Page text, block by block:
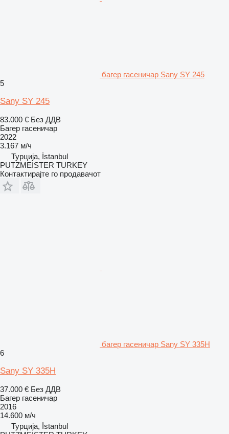
багер гасеничар Sany SY 245
5
Sany SY 245
83.000 € Без ДДВ
Багер гасеничар
2022
3.167 м/ч
Турција, İstanbul
PUTZMEISTER TURKEY
Контактирајте го продавачот
багер гасеничар Sany SY 335H
6
Sany SY 335H
37.000 € Без ДДВ
Багер гасеничар
2016
14.600 м/ч
Турција, İstanbul